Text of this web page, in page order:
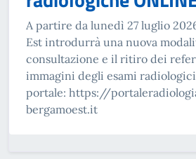
A partire da lunedì 27 luglio
Est introdurrà una nuova
consultazione e il ritiro dei
immagini degli esami
portale: https://
bergamoest.it